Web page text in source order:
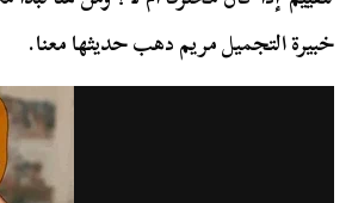
خبيرة التجميل مريم دهب حديثها معنا.